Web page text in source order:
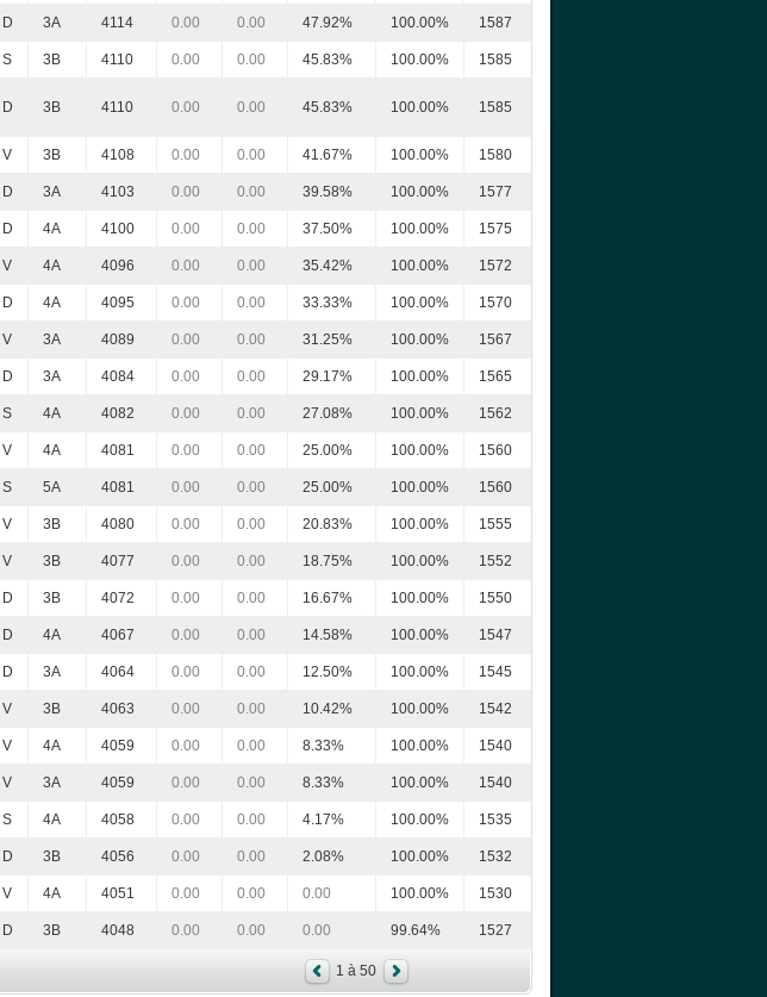
D 3A 4114 0.00 0.00 47.92% 100.00% 1587
S 3B 4110 0.00 0.00 45.83% 100.00% 1585
D 3B 4110 0.00 0.00 45.83% 100.00% 1585
V 3B 4108 0.00 0.00 41.67% 100.00% 1580
D 3A 4103 0.00 0.00 39.58% 100.00% 1577
D 4A 4100 0.00 0.00 37.50% 100.00% 1575
V 4A 4096 0.00 0.00 35.42% 100.00% 1572
D 4A 4095 0.00 0.00 33.33% 100.00% 1570
V 3A 4089 0.00 0.00 31.25% 100.00% 1567
D 3A 4084 0.00 0.00 29.17% 100.00% 1565
S 4A 4082 0.00 0.00 27.08% 100.00% 1562
V 4A 4081 0.00 0.00 25.00% 100.00% 1560
S 5A 4081 0.00 0.00 25.00% 100.00% 1560
V 3B 4080 0.00 0.00 20.83% 100.00% 1555
V 3B 4077 0.00 0.00 18.75% 100.00% 1552
D 3B 4072 0.00 0.00 16.67% 100.00% 1550
D 4A 4067 0.00 0.00 14.58% 100.00% 1547
D 3A 4064 0.00 0.00 12.50% 100.00% 1545
V 3B 4063 0.00 0.00 10.42% 100.00% 1542
V 4A 4059 0.00 0.00 8.33% 100.00% 1540
V 3A 4059 0.00 0.00 8.33% 100.00% 1540
S 4A 4058 0.00 0.00 4.17% 100.00% 1535
D 3B 4056 0.00 0.00 2.08% 100.00% 1532
V 4A 4051 0.00 0.00 0.00 100.00% 1530
D 3B 4048 0.00 0.00 0.00 99.64% 1527
1 à 50